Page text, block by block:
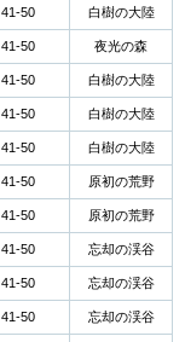
41-50 白樹の大陸
41-50 夜光の森
41-50 白樹の大陸
41-50 白樹の大陸
41-50 白樹の大陸
41-50 原初の荒野
41-50 原初の荒野
41-50 忘却の渓谷
41-50 忘却の渓谷
41-50 忘却の渓谷